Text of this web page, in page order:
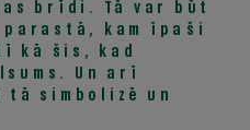
brīdi. Tā var būt
kam īpaši
kā šis, kad
Un arī
tā simbolizē un